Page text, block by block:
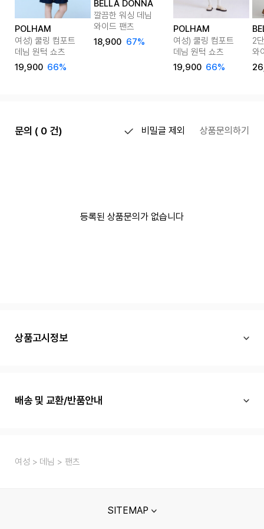
POLHAM
여성) 쿨링 컴포트
데님 원턱 쇼츠
19,900 66%
BELLA DONNA
깔끔한 워싱 데님
와이드 팬츠
18,900 67%
POLHAM
여성) 쿨링 컴포트
데님 원턱 쇼츠
19,900 66%
2
와
하
문의 ( 0 건) 비밀글 제외 상품문의하기
등록된 상품문의가 없습니다
상품고시정보
배송 및 교환/반품안내
여성 데님 팬츠
SITEMAP